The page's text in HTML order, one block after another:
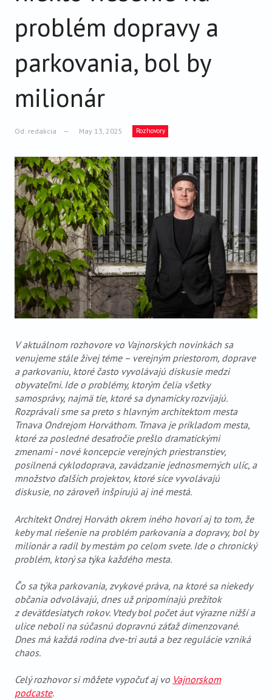
AUDIO
ARCHÍV VYDANÍ
problém dopravy a
parkovania, bol by
milionár
Od: redakcia May 13, 2025 Rozhovory
V aktuálnom rozhovore vo Vajnorských novinkách sa
venujeme stále živej téme – verejným priestorom, doprave
a parkovaniu, ktoré často vyvolávajú diskusie medzi
obyvateľmi. Ide o problémy, ktorým čelia všetky
samosprávy, najmä tie, ktoré sa dynamicky rozvíjajú.
Rozprávali sme sa preto s hlavným architektom mesta
Trnava Ondrejom Horváthom. Trnava je príkladom mesta,
ktoré za posledné desaťročie prešlo dramatickými
zmenami - nové koncepcie verejných priestranstiev,
posilnená cyklodoprava, zavádzanie jednosmerných ulíc, a
množstvo ďalších projektov, ktoré síce vyvolávajú
diskusie, no zároveň inšpirujú aj iné mestá.
Architekt Ondrej Horváth okrem iného hovorí aj to tom, že
keby mal riešenie na problém parkovania a dopravy, bol by
milionár a radil by mestám po celom svete. Ide o chronický
problém, ktorý sa týka každého mesta.
Čo sa týka parkovania, zvykové práva, na ktoré sa niekedy
občania odvolávajú, dnes už pripomínajú prežitok
z deväťdesiatych rokov. Vtedy bol počet áut výrazne nižší a
ulice neboli na súčasnú dopravnú záťaž dimenzované.
Dnes má každá rodina dve-tri autá a bez regulácie vzniká
chaos.
Celý rozhovor si môžete vypočuť aj vo Vajnorskom
podcaste.